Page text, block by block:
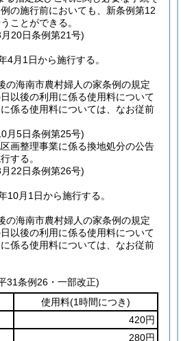
の施行前においても、新条例第12
ことができる。
20日条例第21号)
4月1日から施行する。
の海南市農村婦人の家条例の規定
以後の利用に係る使用料について
係る使用料については、なお従前
月5日条例第25号)
画整理事業に係る換地処分の公告
する。
22日条例第26号)
10月1日から施行する。
の海南市農村婦人の家条例の規定
以後の利用に係る使用料について
係る使用料については、なお従前
31条例26・一部改正)
使用料(1時間につき)
420円
280円